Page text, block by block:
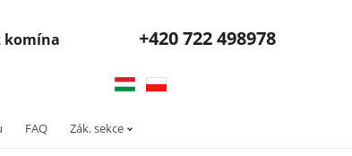
komína +420722 498978
FAQ Zák. sekce